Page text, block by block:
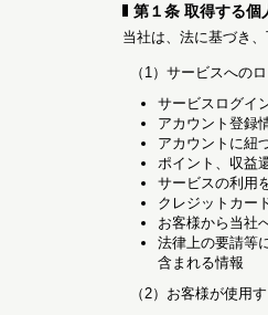
第１条 取得する個
当社は、法に基づき
（1）サービスへの
サービスログイ
アカウント登録
アカウントに紐
ポイント、収益
サービスの利用
クレジットカー
お客様から当社
法律上の要請等
含まれる情報
（2）お客様が使用